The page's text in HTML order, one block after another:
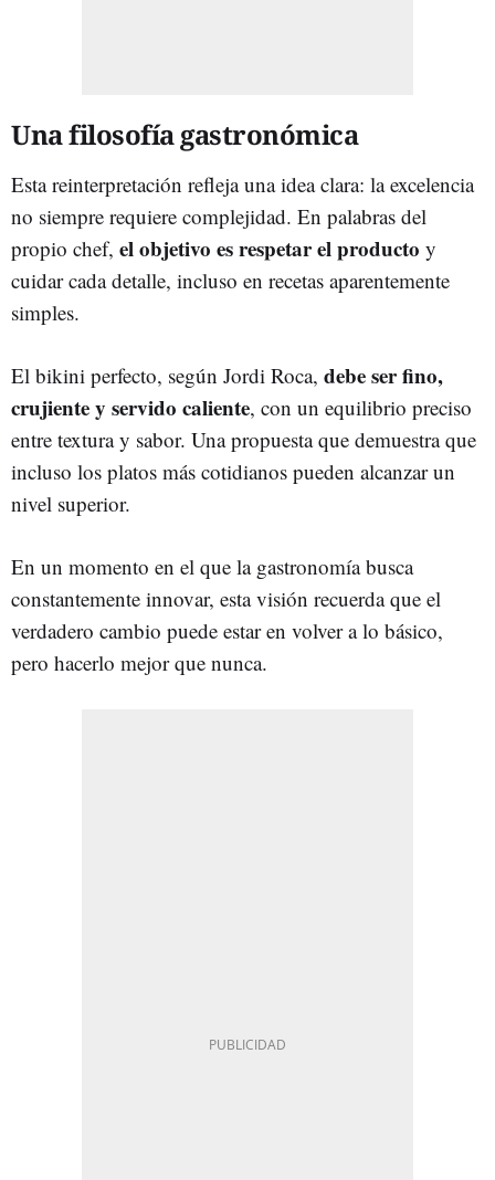
Una filosofía gastronómica
Esta reinterpretación refleja una idea clara: la excelencia
no siempre requiere complejidad. En palabras del
propio chef, el objetivo es respetar el producto y
cuidar cada detalle, incluso en recetas aparentemente
simples.
El bikini perfecto, según Jordi Roca, debe ser fino,
crujiente y servido caliente, con un equilibrio preciso
entre textura y sabor. Una propuesta que demuestra que
incluso los platos más cotidianos pueden alcanzar un
nivel superior.
En un momento en el que la gastronomía busca
constantemente innovar, esta visión recuerda que el
verdadero cambio puede estar en volver a lo básico,
pero hacerlo mejor que nunca.